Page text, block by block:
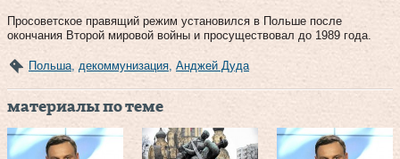
Просоветское правящий режим установился в Польше после
окончания Второй мировой войны и просуществовал до 1989 года.
Польша декоммунизация Анджей Дуда
материалы по теме